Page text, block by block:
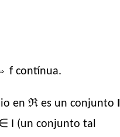
f contínua.
en ℜ es un conjunto
I (un conjunto tal